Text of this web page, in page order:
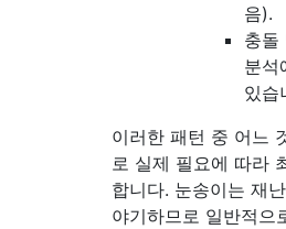
음).
충돌
분석
있습
이러한 패턴 중 어느
로 실제 필요에 따라
합니다. 눈송이는 재
야기하므로 일반적